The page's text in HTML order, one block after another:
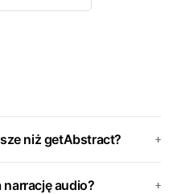
niż getAbstract? +
narrację audio? +